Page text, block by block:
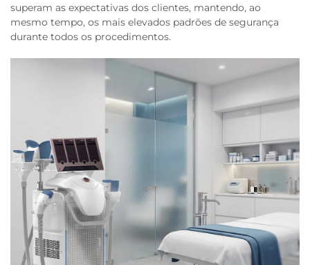
superam as expectativas dos clientes, mantendo, ao
mesmo tempo, os mais elevados padrões de segurança
durante todos os procedimentos.